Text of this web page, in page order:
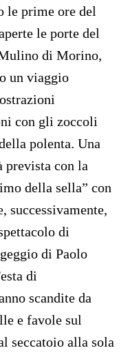
le prime ore del
le porte del
di Morino,
un viaggio
con gli zoccoli
polenta. Una
prevista con la
della sella” con
successivamente,
di
di Paolo
di
scandite da
e favole sul
seccatoio alla sola